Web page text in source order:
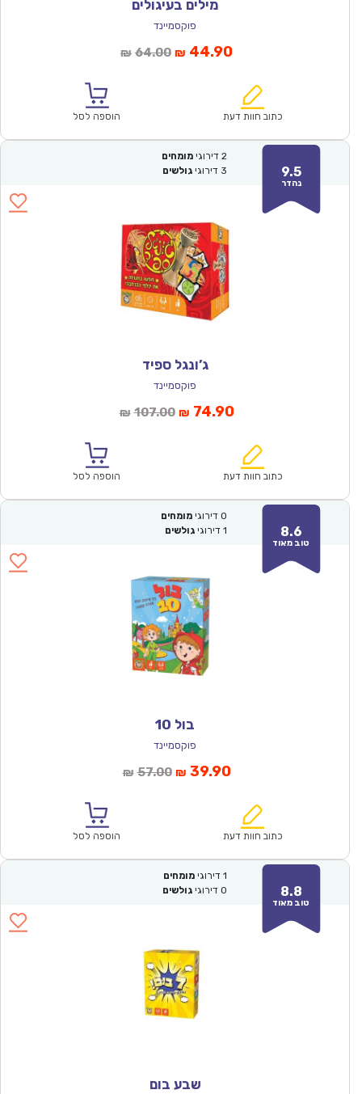
מילים בעיגולים
פוקסמיינד
₪ 64.00המחיר
₪64.00.
₪ 44.90המחיר
הוא:
כתוב חוות דעת הוספה לסל
9.5
נהדר
2 דירוגי מומחים
3 דירוגי גולשים
ג’ונגל ספיד
פוקסמיינד
₪ 107.00המחיר
₪107.00.
₪ 74.90המחיר
הוא:
כתוב חוות דעת הוספה לסל
8.6
טוב מאוד
0 דירוגי מומחים
1 דירוגי גולשים
בול 10
פוקסמיינד
₪ 57.00המחיר
₪57.00.
₪ 39.90המחיר
הוא:
כתוב חוות דעת הוספה לסל
8.8
טוב מאוד
1 דירוגי מומחים
0 דירוגי גולשים
שבע בום